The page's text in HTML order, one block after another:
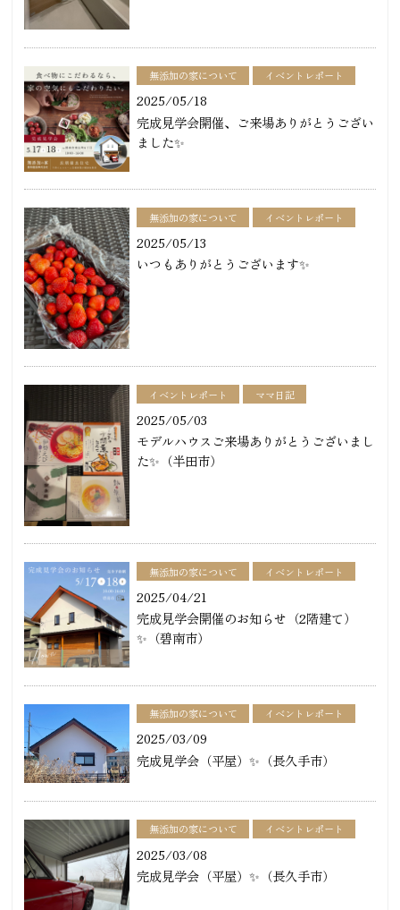
無添加の家について イベントレポート
2025/05/18
完成見学会開催、ご来場ありがとうござい
ました✨
無添加の家について イベントレポート
2025/05/13
いつもありがとうございます✨
イベントレポート ママ日記
2025/05/03
モデルハウスご来場ありがとうございまし
た✨（半田市）
無添加の家について イベントレポート
2025/04/21
完成見学会開催のお知らせ（2階建て）
✨（碧南市）
無添加の家について イベントレポート
2025/03/09
完成見学会（平屋）✨（長久手市）
無添加の家について イベントレポート
2025/03/08
完成見学会（平屋）✨（長久手市）